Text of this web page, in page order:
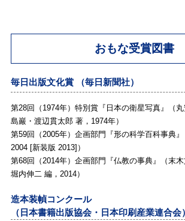
おもな受賞図書
毎日出版文化賞 （毎日新聞社）
第28回（1974年）特別賞『日本の衛星写真』（
島巖・渡辺貫太郎 著，1974年）
第59回（2005年）企画部門『形の科学百科事典』
2004 [新装版 2013]）
第68回（2014年）企画部門『仏教の事典』（末木
堀内伸二 編，2014）
造本装幀コンクール
（日本書籍出版協会・日本印刷産業連合会）